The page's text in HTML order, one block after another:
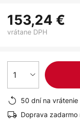
153,24 €
vrátane DPH
1
50 dní na vrátenie
Doprava